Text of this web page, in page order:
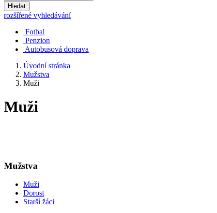
Hledat
rozšířené vyhledávání
Fotbal
Penzion
Autobusová doprava
Úvodní stránka
Mužstva
Muži
Muži
Mužstva
Muži
Dorost
Starší žáci